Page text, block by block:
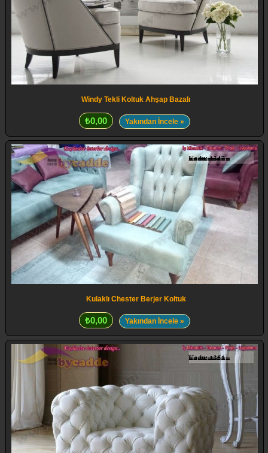
Windy Tekli Koltuk Ahşap Bazalı
₺0,00 Yakından İncele »
Kulaklı Chester Berjer Koltuk
₺0,00 Yakından İncele »